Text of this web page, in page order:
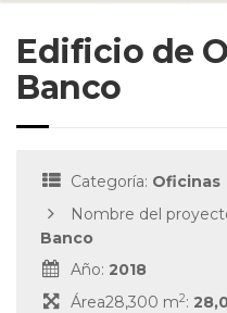
Edificio de
Banco
Categoría: Oficinas
Nombre del
Banco
Año: 2018
Área28,300 m2: